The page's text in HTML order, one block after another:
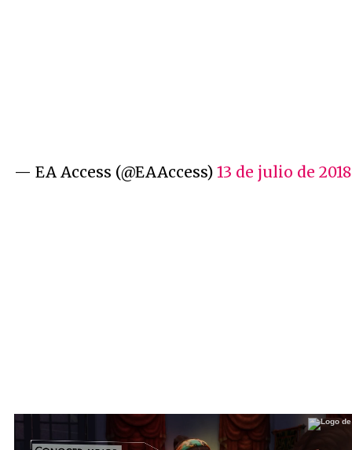
— EA Access (@EAAccess) 13 de julio de 2018